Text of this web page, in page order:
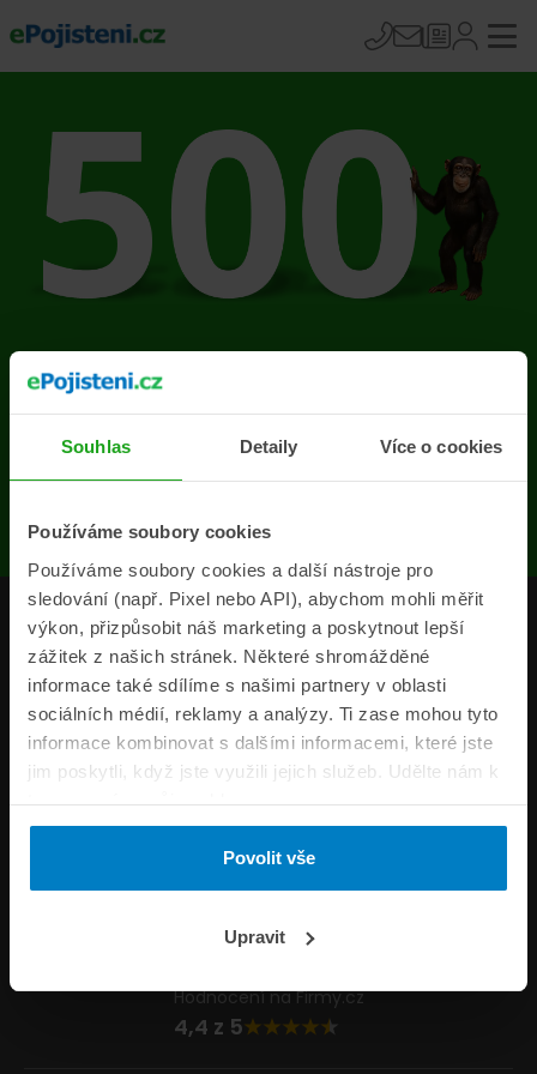
Souhlas Detaily Více o cookies
Používáme soubory cookies
Používáme soubory cookies a další nástroje pro
sledování (např. Pixel nebo API), abychom mohli měřit
výkon, přizpůsobit náš marketing a poskytnout lepší
zážitek z našich stránek. Některé shromážděné
informace také sdílíme s našimi partnery v oblasti
sociálních médií, reklamy a analýzy. Ti zase mohou tyto
informace kombinovat s dalšími informacemi, které jste
jim poskytli, když jste využili jejich služeb. Udělte nám k
tomu prosím svůj souhlas.
Povolit vše
Upravit
Na stránce se vyskytla
chyba
Produkty
Pojišťovny
Informace
ePojisteni.cz
Formuláře
Napište nám
Hodnocení na Firmy.cz
4,4 z 5